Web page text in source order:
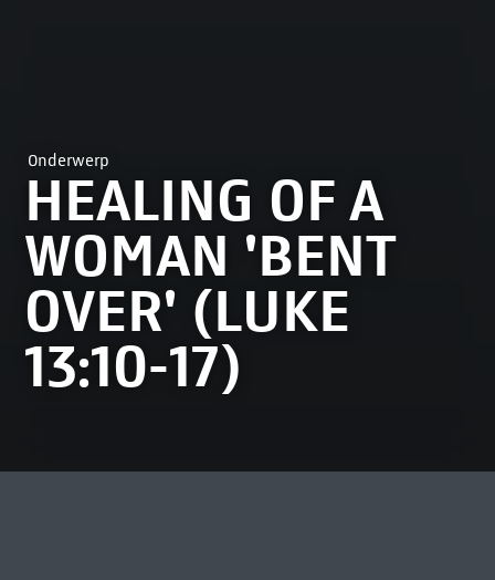
Onderwerp
HEALING OF A
WOMAN 'BENT
OVER' (LUKE
13:10-17)